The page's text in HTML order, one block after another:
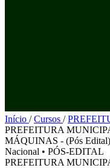
Início / Cursos /
PREFEITURA
MÁQUINAS - (Pós Edital)
Nacional • PÓS-EDITAL
PREFEITURA